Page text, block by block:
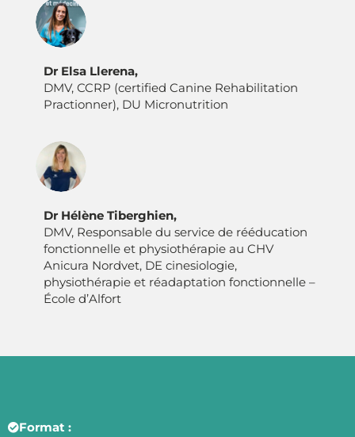
Dr Elsa Llerena,
DMV, CCRP (certified Canine Rehabilitation
Practionner), DU Micronutrition
Dr Hélène Tiberghien,
DMV, Responsable du service de rééducation
fonctionnelle et physiothérapie au CHV
Anicura Nordvet, DE cinesiologie,
physiothérapie et réadaptation fonctionnelle –
École d’Alfort
Format :